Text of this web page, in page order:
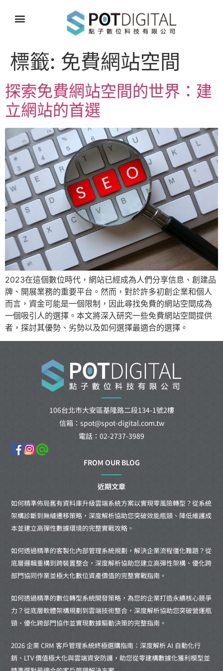
標籤: 免費網站空間
探索免費網站空間的世界：建
立網站的首選
2023在這個數位時代，網站已經成為人們分享信息、創建品
牌、開展業務的重要平台。然而，對於許多初創企業和個人
而言，資金可能是一個限制，因此尋找免費的網站空間成為
一個吸引人的選擇。本文將深入研究一些免費網站空間提供
者，探討其優勢、劣勢以及如何選擇最適合的選擇。
106台北市大安區基隆路二段134-1號2樓
信箱：spot@spot-digital.com.tw
電話：02-2737-3989
FROM OUR BLOG
近期文章
如何精準佈局舊有資料庫升級雲端系統方案以實現零風險轉型？從系統
架構診斷到無縫遷移策略，深度解析協助您突破效能瓶頸、降低維護成
本並建立高彈性數據環境的完整實戰攻略。
如何透過精準的客製化內部管理系統規劃，解決企業流程僵化難題？從
底層邏輯重構到跨裝置整合，深度解析協助您建立高彈性架構、優化跨
部門協同作業並極大化數位資產價值的完整實戰指南。
如何透過精準的數位轉型系統開發策略，為您的企業打造永續核心競爭
力？從底層軟體架構規劃到雲端技術整合，深度解析協助您突破營運瓶
頸、優化跨部門協作並實現數據驅動決策的完整指南。
2026 企業 CRM 客戶管理系統終極選購指南：深度解析 AI 自動化行
銷、LTV 價值極大化與雲端資安防護，助您從零建構數據化獲利模型並